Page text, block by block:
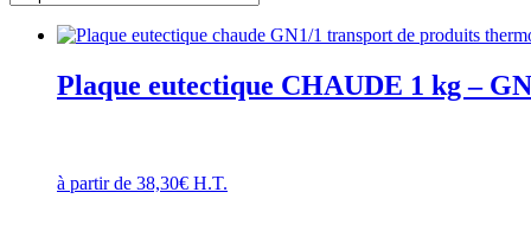
Plaque eutectique CHAUDE 1 kg –
à partir de 38,30€ H.T.